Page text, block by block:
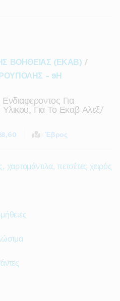
ΒΟΗΘΕΙΑΣ (ΕΚΑΒ) /
- 9Η
Για
Υλικου, Για Το Εκαβ Αλεξ/
Έβρος
πετσέτες χειρός